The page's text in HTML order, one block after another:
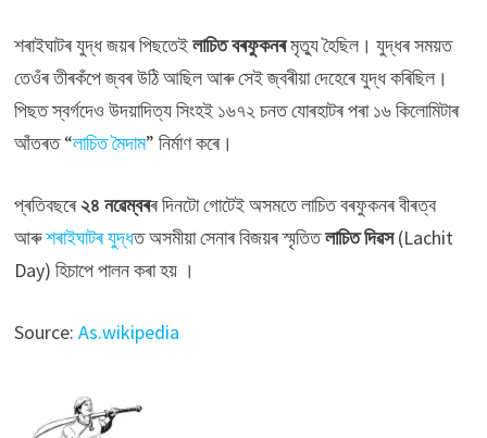
শৰাইঘাটৰ যুদ্ধ জয়ৰ পিছতেইলাচিত বৰফুকনৰমৃত্যু হৈছিল। যুদ্ধৰ সময়ত
তেওঁৰ তীৰকঁপে জ্বৰ উঠি আছিল আৰু সেই জ্বৰীয়া দেহেৰে যুদ্ধ কৰিছিল।
পিছত স্বৰ্গদেও উদয়াদিত্য সিংহ‍ই ১৬৭২ চনত যোৰহাটৰ পৰা ১৬ কিলোমিটাৰ
আঁতৰত “লাচিত মৈদাম” নিৰ্মাণ কৰে।
প্ৰতিবছৰে২৪ নৱেম্বৰৰ দিনটো গোটেই অসমতে লাচিত বৰফুকনৰ বীৰত্ব
আৰুশৰাইঘাটৰ যুদ্ধত অসমীয়া সেনাৰ বিজয়ৰ স্মৃতিতলাচিত দিৱস(Lachit
Day) হিচাপে পালন কৰা হয় ।
Source: As.wikipedia